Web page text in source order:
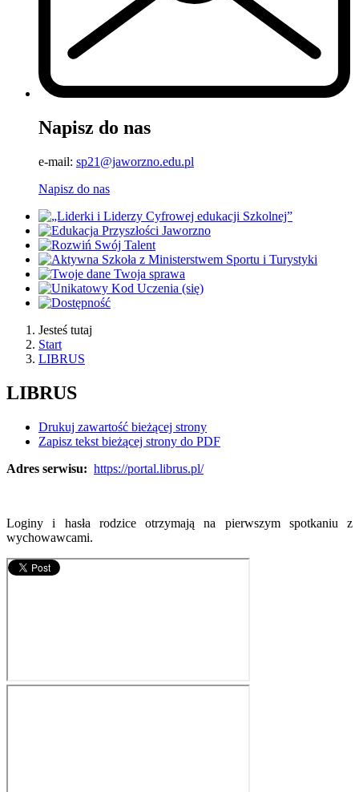
Napisz do nas
e-mail: sp21@jaworzno.edu.pl
Napisz do nas
Jesteś tutaj
Start
LIBRUS
LIBRUS
Drukuj zawartość bieżącej strony
Zapisz tekst bieżącej strony do PDF
Adres serwisu: https://portal.librus.pl/
Loginy i hasła rodzice otrzymają na pierwszym spotkaniu z
wychowawcami.